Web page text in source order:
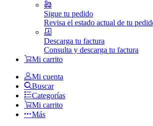
Sigue tu pedido
Revisa el estado actual de tu
Descarga tu factura
Consulta y descarga tu factura
Mi carrito
Mi cuenta
Buscar
Categorías
Mi carrito
Más